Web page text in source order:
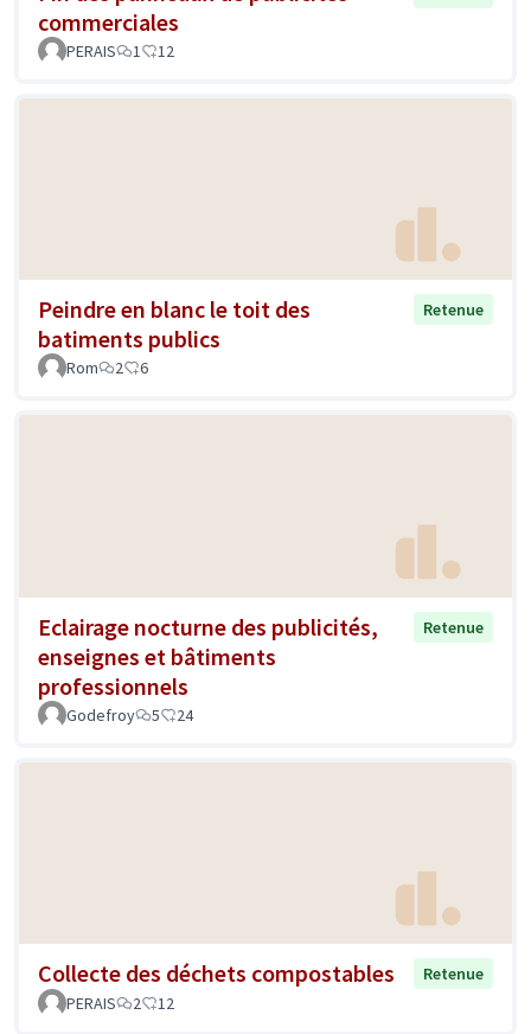
commerciales
PERAIS 1 12
Peindre en blanc le toit des
batiments publics
Retenue
Rom 2 6
Eclairage nocturne des publicités,
enseignes et bâtiments
professionnels
Retenue
Godefroy 5 24
Collecte des déchets compostables
Retenue
PERAIS
2 12